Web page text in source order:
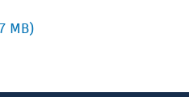
MB)